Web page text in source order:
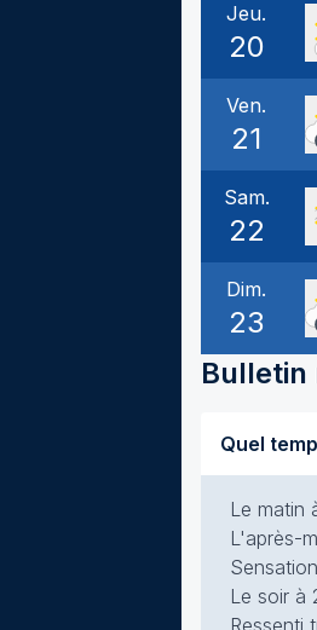
Jeu.
20
Ven.
21
Sam.
22
Dim.
23
Bulletin
Le matin
L'après-
Le soir à
Ressenti